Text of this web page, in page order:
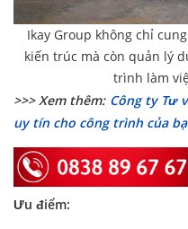
Ikay Group không chỉ
kiến trúc mà còn quản lý
trình làm
>>> Xem thêm: Công ty Tư
uy tín cho công trình của
Ưu điểm: